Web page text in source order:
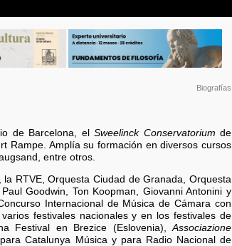
Biografías
de Barcelona, elSweelinck Conservatorium de
Rampe. Amplía su formación en diversos cursos
entre otros.
RTVE, Orquesta Ciudad de Granada, Orquesta
Goodwin, Ton Koopman, Giovanni Antonini y
Internacional de Música de Cámara con
festivales nacionales y en los festivales de
Festival en Brezice (Eslovenia), Associazione
Catalunya Música y para Radio Nacional de